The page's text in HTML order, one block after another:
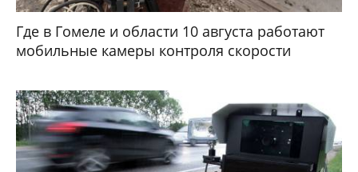
Где в Гомеле и области 10 августа работают
мобильные камеры контроля скорости